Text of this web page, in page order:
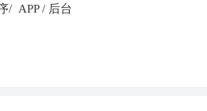
/  APP / 后台